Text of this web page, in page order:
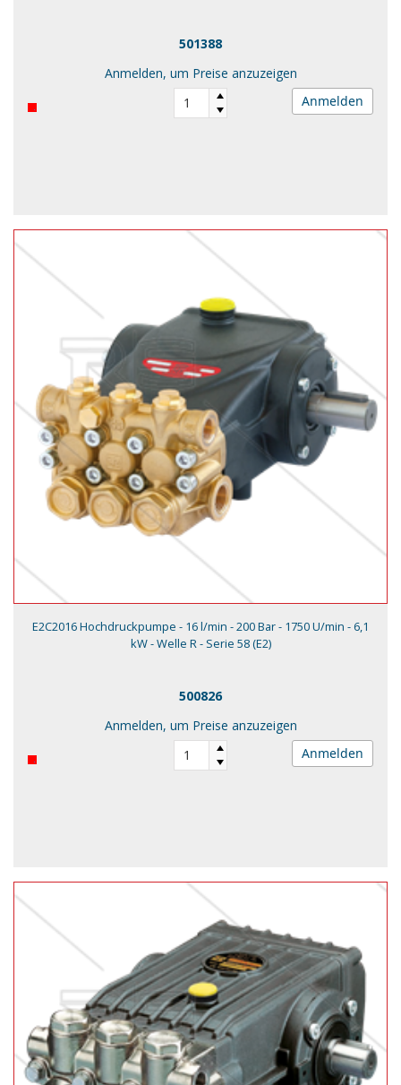
501388
Anmelden, um Preise anzuzeigen
Anmelden
E2C2016 Hochdruckpumpe - 16 l/min - 200 Bar - 1750 U/min - 6,1
kW - Welle R - Serie 58 (E2)
500826
Anmelden, um Preise anzuzeigen
Anmelden